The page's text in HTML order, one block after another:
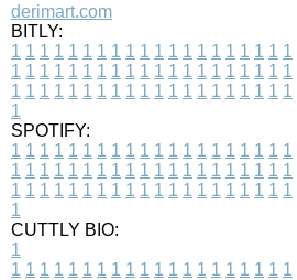
derimart.com
BITLY:
1 1 1 1 1 1 1 1 1 1 1 1 1 1 1 1 1 1 1 1
1 1 1 1 1 1 1 1 1 1 1 1 1 1 1 1 1 1 1 1
1 1 1 1 1 1 1 1 1 1 1 1 1 1 1 1 1 1 1 1
1
SPOTIFY:
1 1 1 1 1 1 1 1 1 1 1 1 1 1 1 1 1 1 1 1
1 1 1 1 1 1 1 1 1 1 1 1 1 1 1 1 1 1 1 1
1 1 1 1 1 1 1 1 1 1 1 1 1 1 1 1 1 1 1 1
1
CUTTLY BIO:
1
1 1 1 1 1 1 1 1 1 1 1 1 1 1 1 1 1 1 1 1